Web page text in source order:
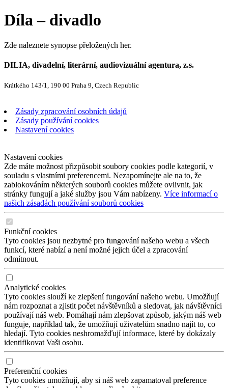
Díla – divadlo
Zde naleznete synopse přeložených her.
DILIA, divadelní, literární, audiovizuální agentura, z.s.
Krátkého 143/1, 190 00 Praha 9, Czech Republic
Zásady zpracování osobních údajů
Zásady používání cookies
Nastavení cookies
Nastavení cookies
Zde máte možnost přizpůsobit soubory cookies podle kategorií, v
souladu s vlastními preferencemi. Nezapomínejte ale na to, že
zablokováním některých souborů cookies můžete ovlivnit, jak
stránky fungují a jaké služby jsou Vám nabízeny. Více informací o
našich zásadách používání souborů cookies
Funkční cookies
Tyto cookies jsou nezbytné pro fungování našeho webu a všech
funkcí, které nabízí a není možné jejich účel a zpracování
odmítnout.
Analytické cookies
Tyto cookies slouží ke zlepšení fungování našeho webu. Umožňují
nám rozpoznat a zjistit počet návštěvníků a sledovat, jak návštěvníci
používají náš web. Pomáhají nám zlepšovat způsob, jakým náš web
funguje, například tak, že umožňují uživatelům snadno najít to, co
hledají. Tyto cookies neshromažďují informace, které by dokázaly
identifikovat Vaši osobu.
Preferenční cookies
Tyto cookies umožňují, aby si náš web zapamatoval preference